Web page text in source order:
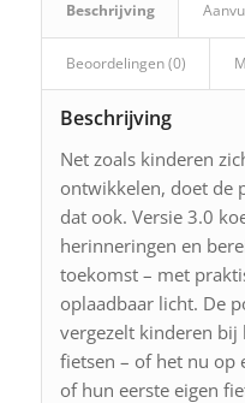
Beschrijving
Beoordelingen (0)
Beschrijving
Net zoals kinderen
ontwikkelen, doet de
dat ook. Versie 3.0
herinneringen en
toekomst – met
oplaadbaar licht. De
vergezelt kinderen
fietsen – of het nu op
of hun eerste eigen